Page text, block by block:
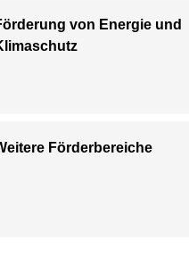
von Energie und
Förderbereiche